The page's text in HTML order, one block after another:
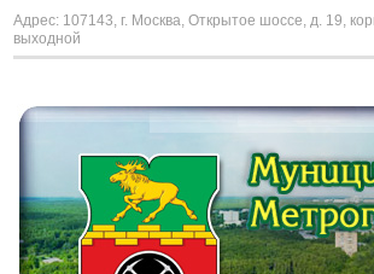
Адрес: 107143, г. Москва, Открытое шоссе, д. 19,
выходной